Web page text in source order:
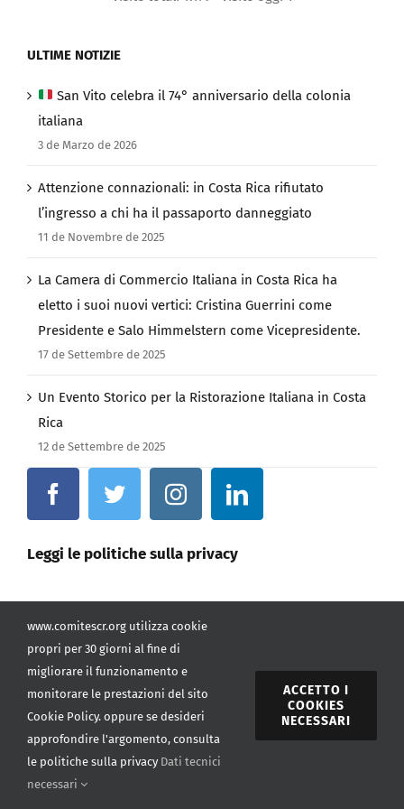
San Vito celebra il 74° anniversario della colonia
italiana
Attenzione connazionali: in Costa Rica rifiutato
l’ingresso a chi ha il passaporto danneggiato
La Camera di Commercio Italiana in Costa Rica ha
eletto i suoi nuovi vertici: Cristina Guerrini come
Presidente e Salo Himmelstern come Vicepresidente.
Un Evento Storico per la Ristorazione Italiana in Costa
Rica
12 de Settembre de 2025
Toggle
Navigation
Home
Organigramma
www.comitescr.org utilizza cookie
propri per 30 giorni al fine di
migliorare il funzionamento e
monitorare le prestazioni del sito
Cookie Policy. oppure se desideri
approfondire l'argomento, consulta
le politiche sulla privacy Dati tecnici
necessari
ACCETTO I
COOKIES
NECESSARI